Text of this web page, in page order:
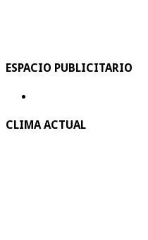
ESPACIO PUBLICITARIO
CLIMA ACTUAL